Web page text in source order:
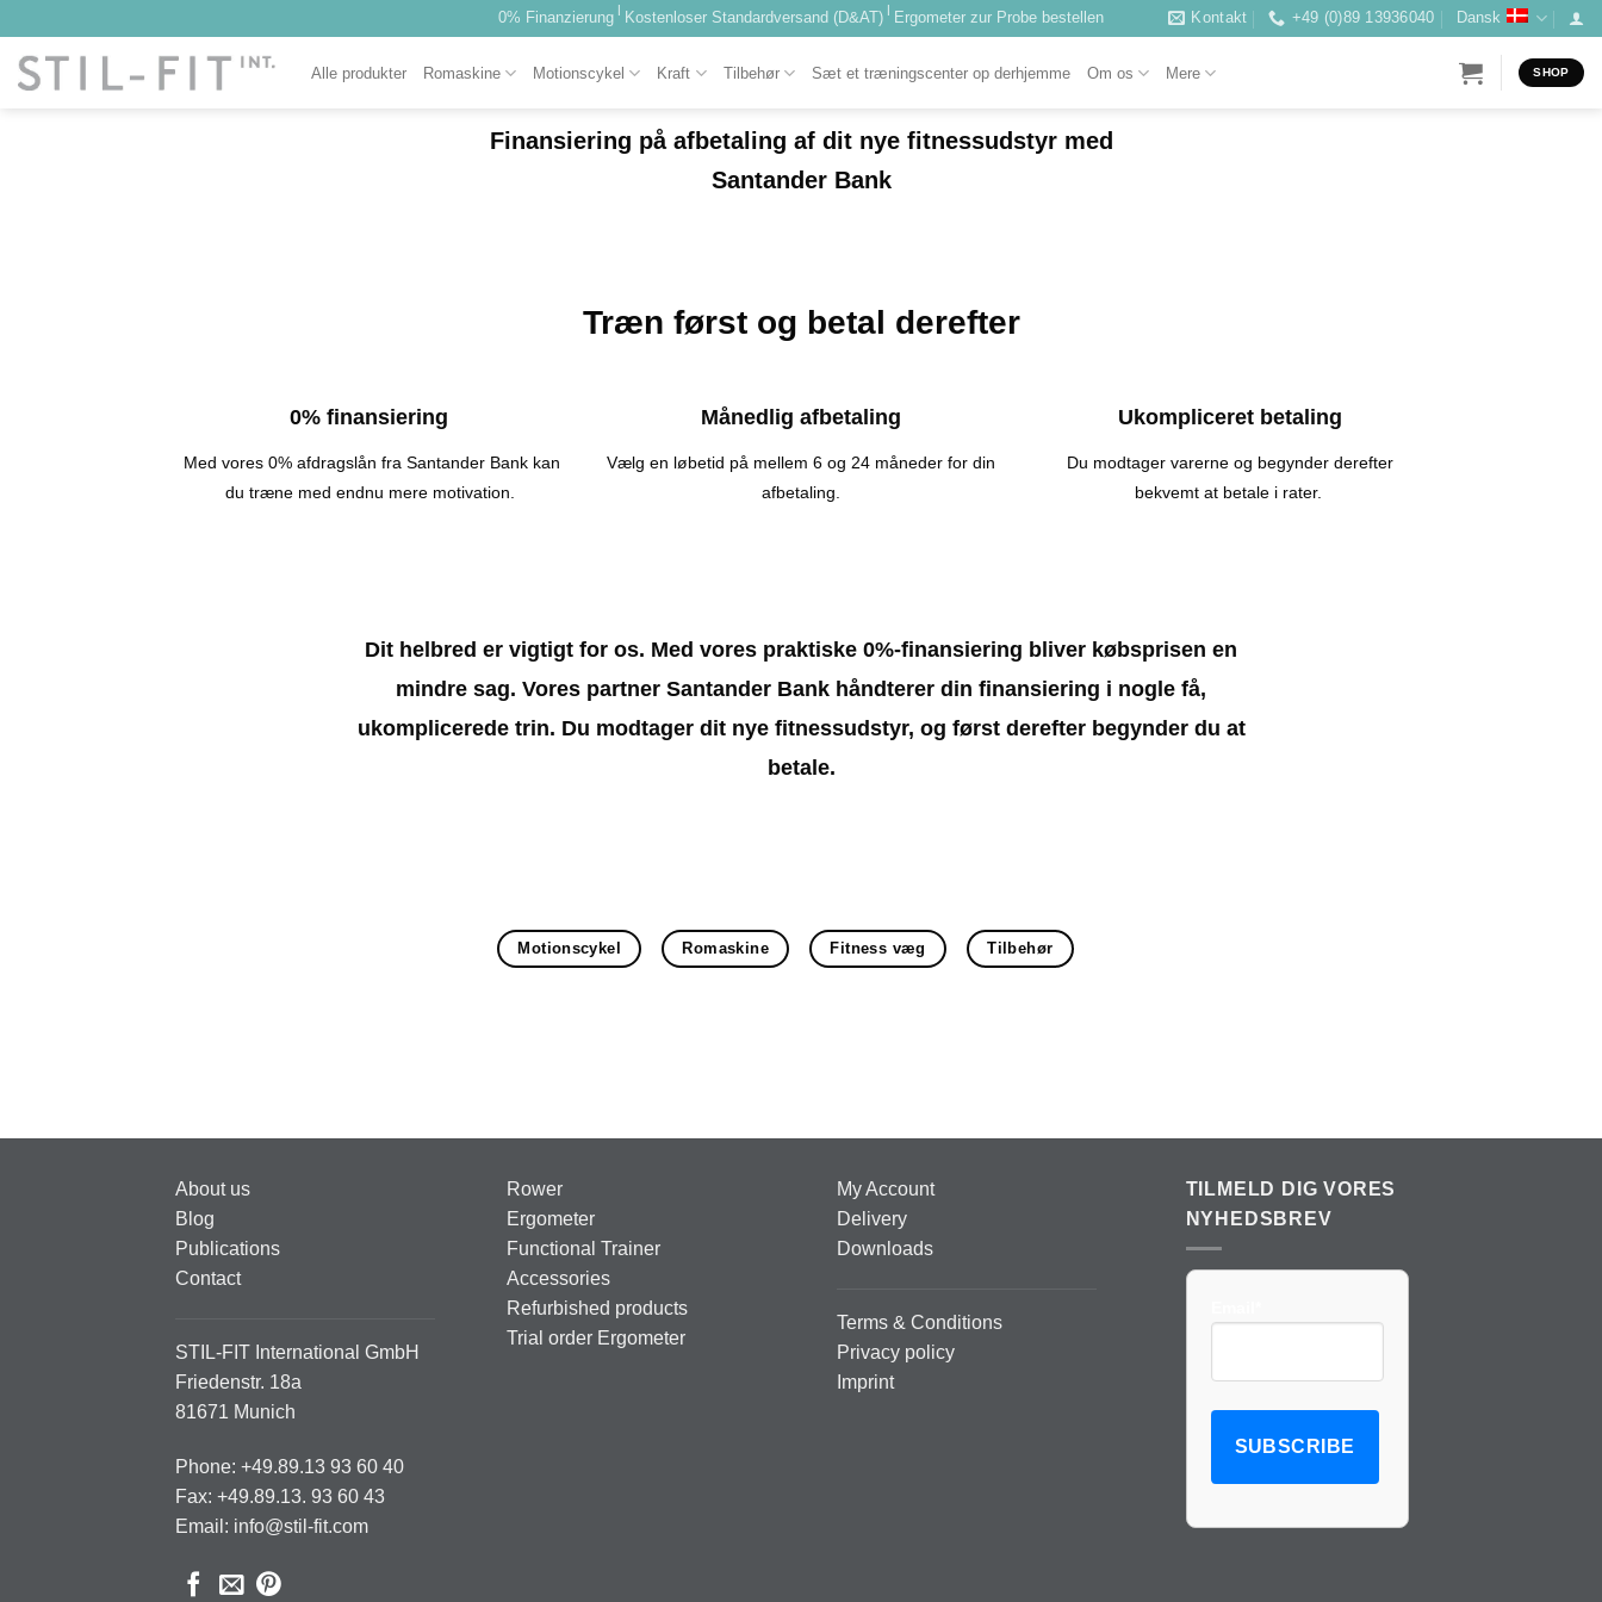
til
indhold
0% Finanzierung | Kostenloser Standardversand (D&AT) | Ergometer zur Probe bestellen Kontakt +49 (0)89 13936040 Dansk
Alle produkter Romaskine Motionscykel Kraft Tilbehør Sæt et træningscenter op derhjemme Om os Mere SHOP
Finansiering på afbetaling af dit nye fitnessudstyr med
Santander Bank
Træn først og betal derefter
0% finansiering
Med vores 0% afdragslån fra Santander Bank kan
du træne med endnu mere motivation.
Månedlig afbetaling
Vælg en løbetid på mellem 6 og 24 måneder for din
afbetaling.
Ukompliceret betaling
Du modtager varerne og begynder derefter
bekvemt at betale i rater.
Dit helbred er vigtigt for os. Med vores praktiske 0%-finansiering bliver købsprisen en
mindre sag. Vores partner Santander Bank håndterer din finansiering i nogle få,
ukomplicerede trin. Du modtager dit nye fitnessudstyr, og først derefter begynder du at
betale.
Motionscykel Romaskine Fitness væg Tilbehør
About us
Blog
Publications
Contact
STIL-FIT International GmbH
Friedenstr. 18a
81671 Munich
Phone: +49.89.13 93 60 40
Fax: +49.89.13. 93 60 43
Email: info@stil-fit.com
Rower
Ergometer
Functional Trainer
Accessories
Refurbished products
Trial order Ergometer
My Account
Delivery
Downloads
Terms & Conditions
Privacy policy
Imprint
TILMELD DIG VORES
NYHEDSBREV